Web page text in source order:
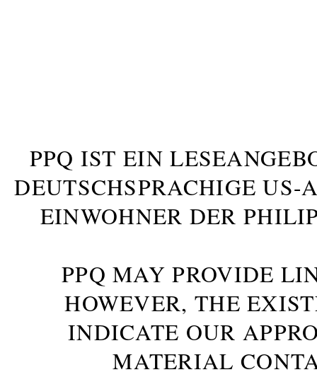
PPQ IST EIN
DEUTSCHSPRACHIGE US-
INWOHNER DER
PPQ MAY PROVIDE
HOWEVER, THE
INDICATE OUR
MATERIAL